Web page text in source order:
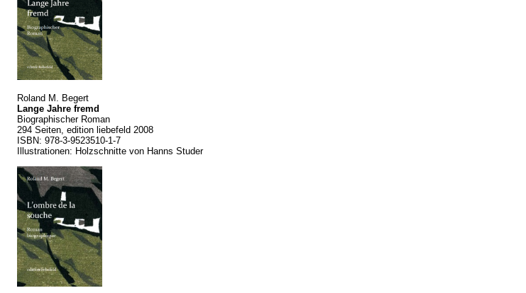
Roland M. Begert
Lange Jahre fremd
Biographischer Roman
294 Seiten, edition liebefeld 2008
ISBN: 978-3-9523510-1-7
Illustrationen: Holzschnitte von Hanns Studer